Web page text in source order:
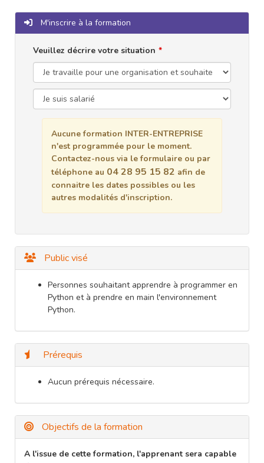
M'inscrire à la formation
Veuillez décrire votre situation
Aucune formation INTER-ENTREPRISE
n'est programmée pour le moment.
Contactez-nous via le formulaire ou par
téléphone au 04 28 95 15 82 afin de
connaitre les dates possibles ou les
autres modalités d'inscription.
Public visé
Personnes souhaitant apprendre à programmer en
Python et à prendre en main l'environnement
Python.
Prérequis
Aucun prérequis nécessaire.
Objectifs de la formation
A l'issue de cette formation, l'apprenant sera capable